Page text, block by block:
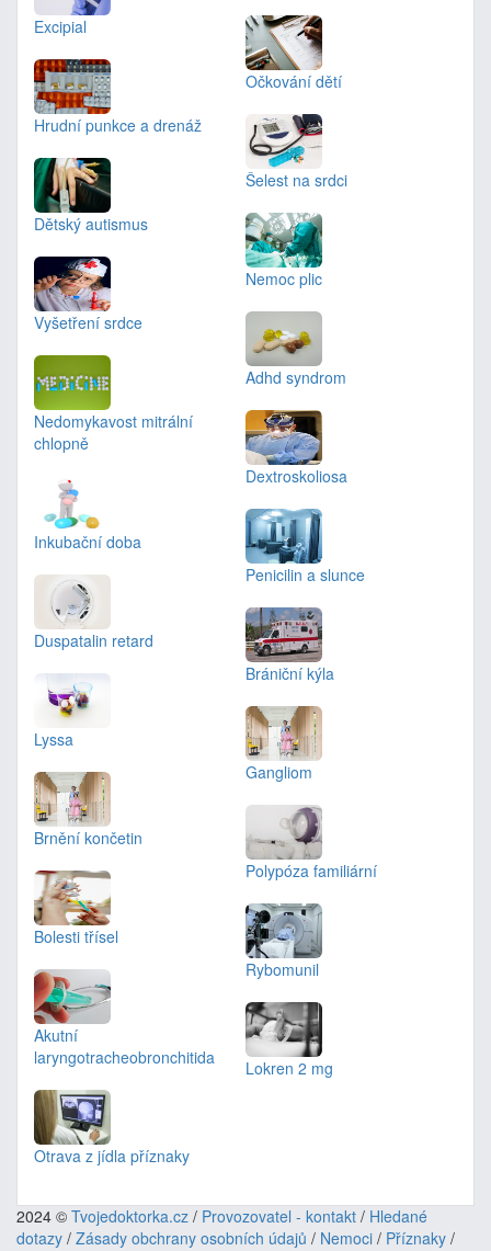
Excipial
Hrudní punkce a drenáž
Dětský autismus
Vyšetření srdce
Nedomykavost mitrální
chlopně
Inkubační doba
Duspatalin retard
Lyssa
Brnění končetin
Bolesti třísel
Akutní
laryngotracheobronchitida
Otrava z jídla příznaky
Očkování dětí
Šelest na srdci
Nemoc plic
Adhd syndrom
Dextroskoliosa
Penicilin a slunce
Brániční kýla
Gangliom
Polypóza familiární
Rybomunil
Lokren 2 mg
2024 © Tvojedoktorka.cz / Provozovatel - kontakt / Hledané
dotazy / Zásady obchrany osobních údajů / Nemoci / Příznaky /